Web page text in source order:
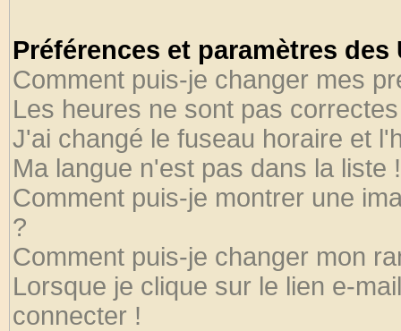
Préférences et paramètres
Comment puis-je changer mes
Les heures ne sont pas
J'ai changé le fuseau horaire et
Ma langue n'est pas dans la liste !
Comment puis-je montrer une
?
Comment puis-je changer mon
Lorsque je clique sur le lien e-
connecter !